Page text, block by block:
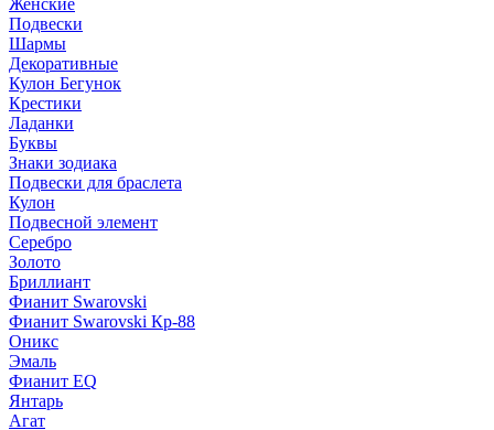
Женские
Подвески
Шармы
Декоративные
Кулон Бегунок
Крестики
Ладанки
Буквы
Знаки зодиака
Подвески для браслета
Кулон
Подвесной элемент
Серебро
Золото
Бриллиант
Фианит Swarovski
Фианит Swarovski Кр-88
Оникс
Эмаль
Фианит EQ
Янтарь
Агат